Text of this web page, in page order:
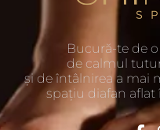
Bucură-te de o
de calmul
și de întâlnirea a mai
spațiu diafan aflat